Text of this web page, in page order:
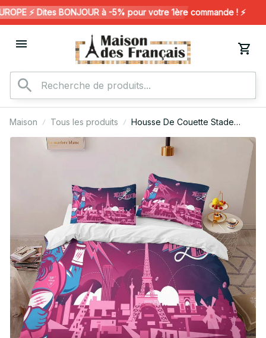
⚡️ Dites BONJOUR à -5% pour votre 1ère commande ! ⚡️
Maison Tous les produits
Housse De Couette Stade
Francais Paris Rugby Club 20
Parure de lit Ensemble De